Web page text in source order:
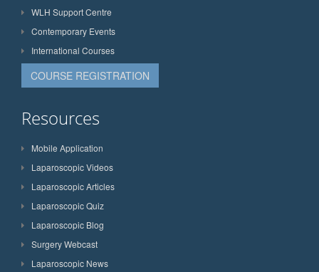
WLH Support Centre
Contemporary Events
International Courses
COURSE REGISTRATION
Resources
Mobile Application
Laparoscopic Videos
Laparoscopic Articles
Laparoscopic Quiz
Laparoscopic Blog
Surgery Webcast
Laparoscopic News